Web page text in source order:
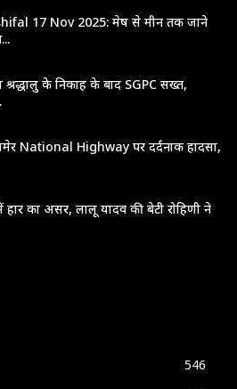
17 Nov 2025: मेष से मीन तक जाने
श्रद्धालु के निकाह के बाद SGPC सख्त,
National Highway पर दर्दनाक हादसा,
हार का असर, लालू यादव की बेटी रोहिणी ने
546